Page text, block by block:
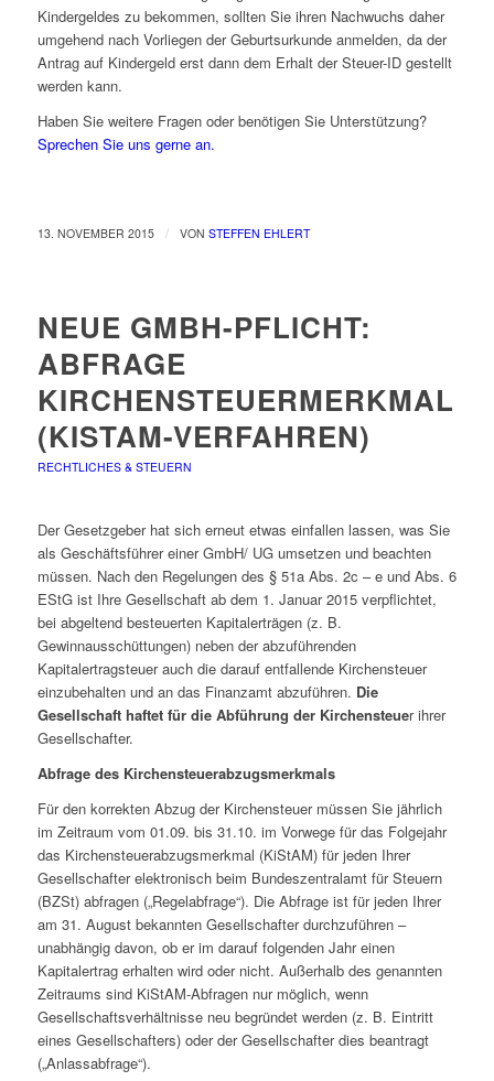
Kindergeldes zu bekommen, sollten Sie ihren Nachwuchs daher
umgehend nach Vorliegen der Geburtsurkunde anmelden, da der
Antrag auf Kindergeld erst dann dem Erhalt der Steuer-ID gestellt
werden kann.
Haben Sie weitere Fragen oder benötigen Sie Unterstützung?
Sprechen Sie uns gerne an.
13. NOVEMBER 2015 / VON STEFFEN EHLERT
NEUE GMBH-PFLICHT:
ABFRAGE
KIRCHENSTEUERMERKMALE
(KISTAM-VERFAHREN)
RECHTLICHES & STEUERN
Der Gesetzgeber hat sich erneut etwas einfallen lassen, was Sie
als Geschäftsführer einer GmbH/ UG umsetzen und beachten
müssen. Nach den Regelungen des § 51a Abs. 2c – e und Abs. 6
EStG ist Ihre Gesellschaft ab dem 1. Januar 2015 verpflichtet,
bei abgeltend besteuerten Kapitalerträgen (z. B.
Gewinnausschüttungen) neben der abzuführenden
Kapitalertragsteuer auch die darauf entfallende Kirchensteuer
einzubehalten und an das Finanzamt abzuführen. Die
Gesellschaft haftet für die Abführung der Kirchensteuer ihrer
Gesellschafter.
Abfrage des Kirchensteuerabzugsmerkmals
Für den korrekten Abzug der Kirchensteuer müssen Sie jährlich
im Zeitraum vom 01.09. bis 31.10. im Vorwege für das Folgejahr
das Kirchensteuerabzugsmerkmal (KiStAM) für jeden Ihrer
Gesellschafter elektronisch beim Bundeszentralamt für Steuern
(BZSt) abfragen („Regelabfrage“). Die Abfrage ist für jeden Ihrer
am 31. August bekannten Gesellschafter durchzuführen –
unabhängig davon, ob er im darauf folgenden Jahr einen
Kapitalertrag erhalten wird oder nicht. Außerhalb des genannten
Zeitraums sind KiStAM-Abfragen nur möglich, wenn
Gesellschaftsverhältnisse neu begründet werden (z. B. Eintritt
eines Gesellschafters) oder der Gesellschafter dies beantragt
(„Anlassabfrage“).